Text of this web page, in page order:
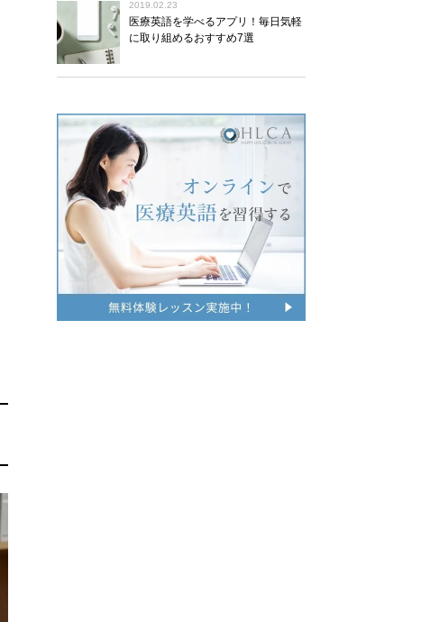
2019.02.23
医療英語を学べるアプリ！毎日気軽
に取り組めるおすすめ7選